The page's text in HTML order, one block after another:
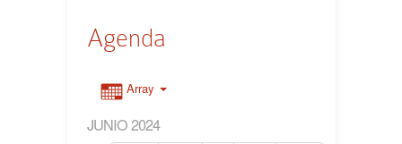
Agenda
Array
JUNIO 2024